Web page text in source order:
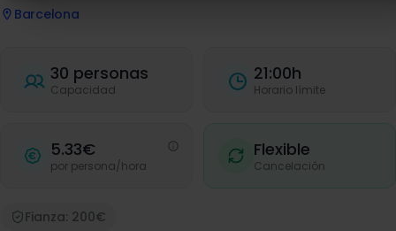
Barcelona
30 personas
Capacidad
21:00h
Horario límite
5.33€
por persona/hora
Flexible
Cancelación
Fianza: 200€